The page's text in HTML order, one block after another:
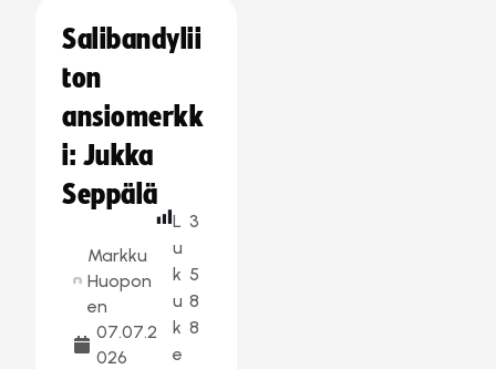
Salibandylii
ton
ansiomerkk
i: Jukka
Seppälä
Markku
Huopon
en
07.07.2
026
L
u
k
u
k
e
3
5
8
8